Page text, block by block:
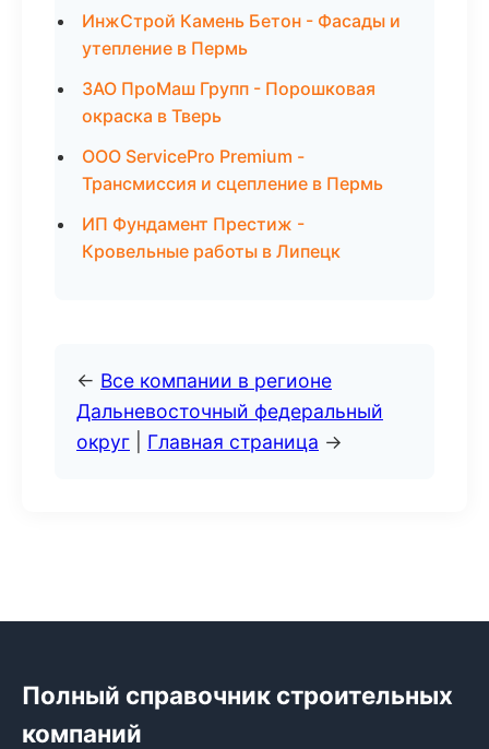
ИнжСтрой Камень Бетон - Фасады и
утепление в Пермь
ЗАО ПроМаш Групп - Порошковая
окраска в Тверь
ООО ServicePro Premium -
Трансмиссия и сцепление в Пермь
ИП Фундамент Престиж -
Кровельные работы в Липецк
← Все компании в регионе
Дальневосточный федеральный
округ
Главная страница →
Полный справочник строительных
компаний